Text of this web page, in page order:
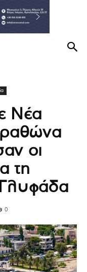
Νέα
οι
τη
0